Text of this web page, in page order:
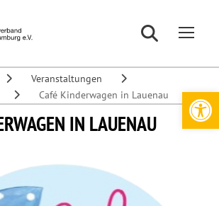
Veranstaltungen
Café Kinderwagen in Lauenau
IN LAUENAU
Werkzeugleiste öffnen